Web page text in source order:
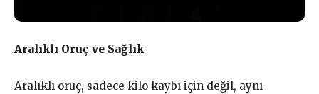
Aralıklı Oruç ve Sağlık
Aralıklı oruç, sadece kilo kaybı için değil, aynı